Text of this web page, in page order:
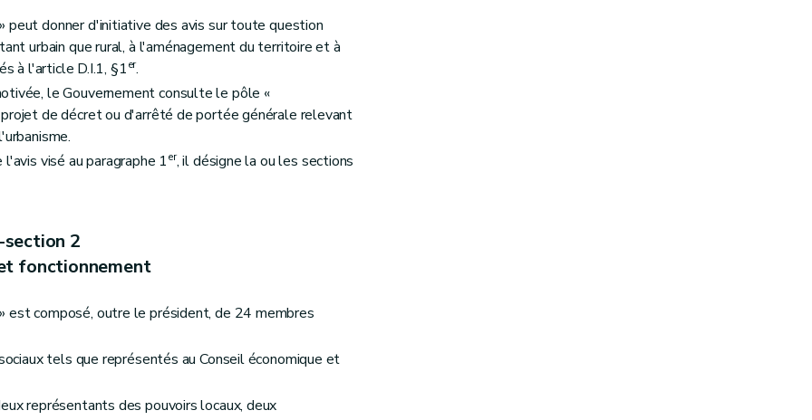
peut donner d'initiative des avis sur toute question
urbain que rural, à l'aménagement du territoire et à
à l'article D.I.1, §1er.
le Gouvernement consulte le pôle «
de décret ou d'arrêté de portée générale relevant
visé au paragraphe 1er, il désigne la ou les sections
section 2
fonctionnement
est composé, outre le président, de 24 membres
tels que représentés au Conseil économique et
représentants des pouvoirs locaux, deux